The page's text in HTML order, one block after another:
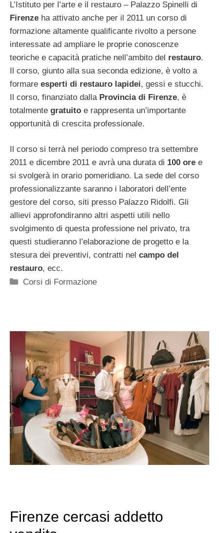
L’Istituto per l’arte e il restauro – Palazzo Spinelli di
Firenze ha attivato anche per il 2011 un corso di
formazione altamente qualificante rivolto a persone
interessate ad ampliare le proprie conoscenze
teoriche e capacità pratiche nell’ambito del restauro.
Il corso, giunto alla sua seconda edizione, è volto a
formare esperti di restauro lapidei, gessi e stucchi.
Il corso, finanziato dalla Provincia di Firenze, è
totalmente gratuito e rappresenta un’importante
opportunità di crescita professionale.
Il corso si terrà nel periodo compreso tra settembre
2011 e dicembre 2011 e avrà una durata di 100 ore e
si svolgerà in orario pomeridiano. La sede del corso
professionalizzante saranno i laboratori dell’ente
gestore del corso, siti presso Palazzo Ridolfi. Gli
allievi approfondiranno altri aspetti utili nello
svolgimento di questa professione nel privato, tra
questi studieranno l’elaborazione de progetto e la
stesura dei preventivi, contratti nel campo del
restauro, ecc.
Categorie
Corsi di Formazione
Firenze cercasi addetto